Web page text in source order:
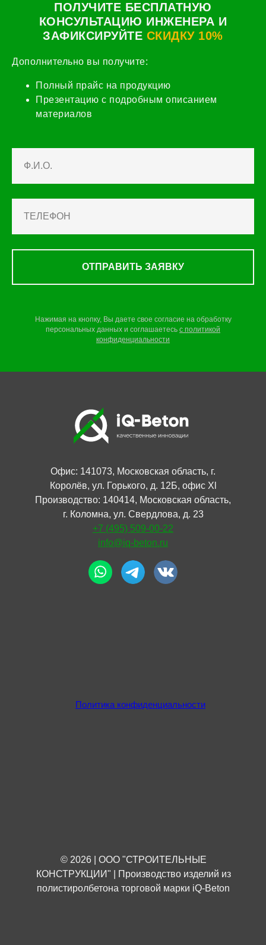
ПОЛУЧИТЕ БЕСПЛАТНУЮ
КОНСУЛЬТАЦИЮ ИНЖЕНЕРА И
ЗАФИКСИРУЙТЕ СКИДКУ 10%
Дополнительно вы получите:
Полный прайс на продукцию
Презентацию с подробным описанием
материалов
ОТПРАВИТЬ ЗАЯВКУ
Нажимая на кнопку, Вы даете свое согласие на обработку
персональных данных и соглашаетесь c политикой
конфиденциальности
Офис: 141073, Московская область, г.
Королёв, ул. Горького, д. 12Б, офис Xl
Производство: 140414, Московская область,
г. Коломна, ул. Свердлова, д. 23
+7 (495) 509-00-22
info@iq-beton.ru
© 2026 | ООО "СТРОИТЕЛЬНЫЕ
КОНСТРУКЦИИ" | Производство изделий из
полистиролбетона торговой марки iQ-Beton
Политика конфиденциальности